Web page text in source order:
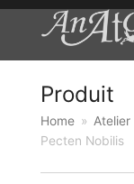
Produit
Home » Atelier
Pecten Nobilis